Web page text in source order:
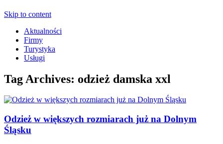
Skip to content
Aktualności
Firmy
Turystyka
Usługi
Tag Archives: odzież damska xxl
Odzież w większych rozmiarach już na Dolnym
Śląsku